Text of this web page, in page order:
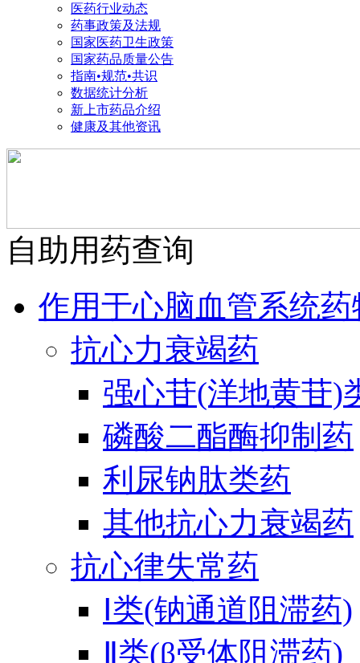
医药行业动态
药事政策及法规
国家医药卫生政策
国家药品质量公告
指南•规范•共识
数据统计分析
新上市药品介绍
健康及其他资讯
自助用药查询
作用于心脑血管系统药
抗心力衰竭药
强心苷(洋地黄苷)
磷酸二酯酶抑制药
利尿钠肽类药
其他抗心力衰竭药
抗心律失常药
Ⅰ类(钠通道阻滞药)
Ⅱ类(β受体阻滞药)